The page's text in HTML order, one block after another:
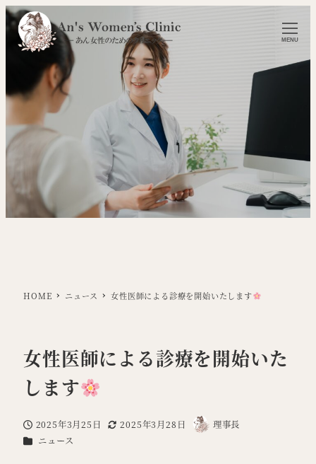
MENU
HOME ニュース 女性医師による診療を開始いたします
女性医師による診療を開始いた
します
投稿日
2025年3月25日
更新日
2025年3月28日
著
理事長
カテゴリー
ニュース